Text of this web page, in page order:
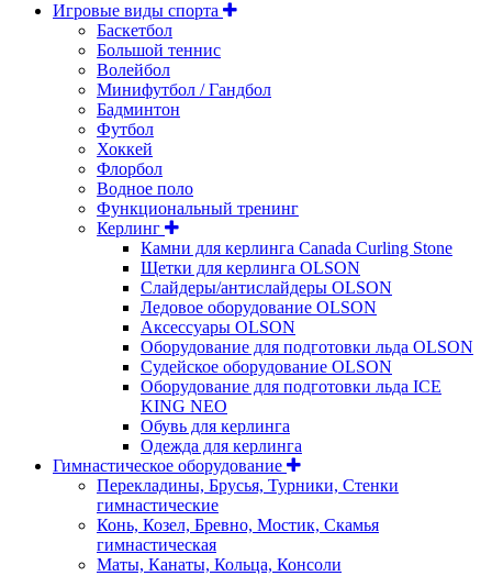
Игровые виды спорта
Баскетбол
Большой теннис
Волейбол
Минифутбол / Гандбол
Бадминтон
Футбол
Хоккей
Флорбол
Водное поло
Функциональный тренинг
Керлинг
Камни для керлинга Canada Curling Stone
Щетки для керлинга OLSON
Слайдеры/антислайдеры OLSON
Ледовое оборудование OLSON
Аксессуары OLSON
Оборудование для подготовки льда OLSON
Судейское оборудование OLSON
Оборудование для подготовки льда ICE
KING NEO
Обувь для керлинга
Одежда для керлинга
Гимнастическое оборудование
Перекладины, Брусья, Турники, Стенки
гимнастические
Конь, Козел, Бревно, Мостик, Скамья
гимнастическая
Маты, Канаты, Кольца, Консоли